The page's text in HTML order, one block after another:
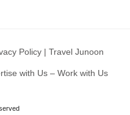
Policy | Travel Junoon
with Us – Work with Us